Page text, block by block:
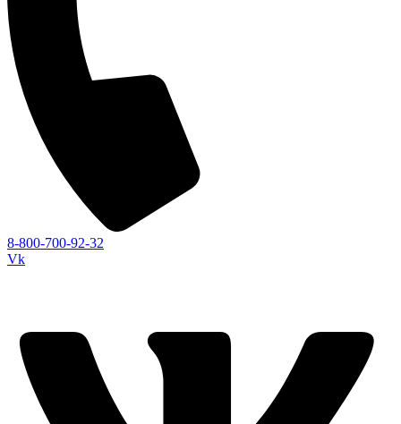
8-800-700-92-32
Vk